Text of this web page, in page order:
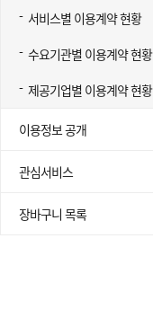
서비스별 이용계약 현황
수요기관별 이용계약 현황
제공기업별 이용계약 현황
이용정보 공개
관심서비스
장바구니 목록